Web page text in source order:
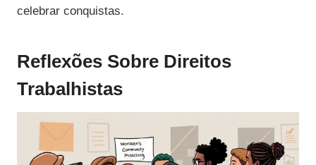
celebrar conquistas.
Reflexões Sobre Direitos
Trabalhistas